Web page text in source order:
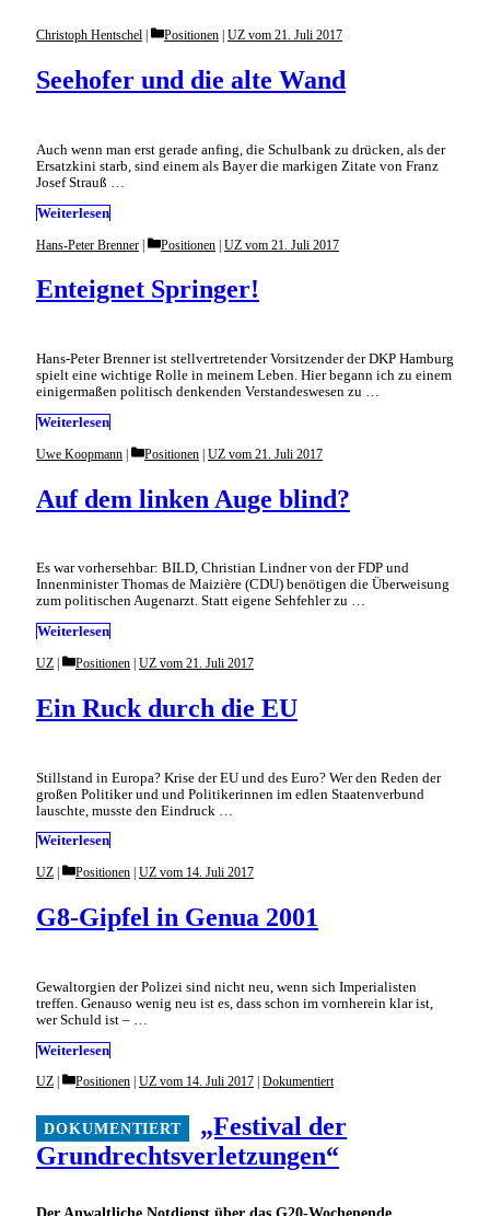
Seehofer und die alte Wand
Christoph Hentschel Categories
Positionen UZ vom 21. Juli 2017
Auch wenn man erst gerade anfing, die Schulbank zu drücken, als der
Ersatzkini starb, sind einem als Bayer die markigen Zitate von Franz
Josef Strauß …
Weiterlesen
Enteignet Springer!
Hans-Peter Brenner Categories
Positionen | UZ vom 21. Juli 2017
Hans-Peter Brenner ist stellvertretender Vorsitzender der DKP Hamburg
spielt eine wichtige Rolle in meinem Leben. Hier begann ich zu einem
einigermaßen politisch denkenden Verstandeswesen zu …
Weiterlesen
Auf dem linken Auge blind?
Uwe Koopmann Categories
Positionen | UZ vom 21. Juli 2017
Es war vorhersehbar: BILD, Christian Lindner von der FDP und
Innenminister Thomas de Maizière (CDU) benötigen die Überweisung
zum politischen Augenarzt. Statt eigene Sehfehler zu …
Weiterlesen
Ein Ruck durch die EU
UZ Categories
Positionen UZ vom 21. Juli 2017
Stillstand in Europa? Krise der EU und des Euro? Wer den Reden der
großen Politiker und und Politikerinnen im edlen Staatenverbund
lauschte, musste den Eindruck …
Weiterlesen
G8-Gipfel in Genua 2001
UZ Categories
Positionen UZ vom 14. Juli 2017
Gewaltorgien der Polizei sind nicht neu, wenn sich Imperialisten
treffen. Genauso wenig neu ist es, dass schon im vornherein klar ist,
wer Schuld ist – …
Weiterlesen
„Festival der
Grundrechtsverletzungen“
UZ Categories
Positionen UZ vom 14. Juli 2017 Dokumentiert